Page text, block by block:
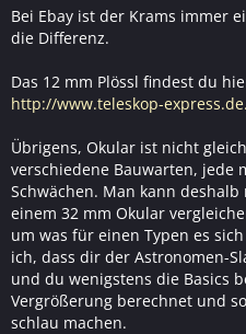
Bei Ebay ist der Krams immer
die Differenz.
Das 12 mm Plössl findest du
http://www.teleskop-
Übrigens, Okular ist nicht
verschiedene Bauwarten, jede
Schwächen. Man kann
einem 32 mm Okular
um was für einen Typen es
ich, dass dir der Astronomen-
und du wenigstens die Basics
Vergrößerung berechnet und
schlau machen.